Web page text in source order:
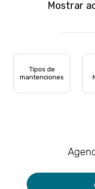
Mostrar
Tipos de
mantenciones